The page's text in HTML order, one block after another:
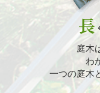
長
庭木
わ
一つの庭木